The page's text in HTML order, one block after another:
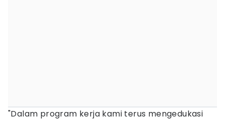
"Dalam program kerja kami terus mengedukasi